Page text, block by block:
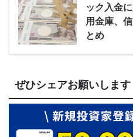
ック入金
用金庫、
とめ
ぜひシェアお願いします